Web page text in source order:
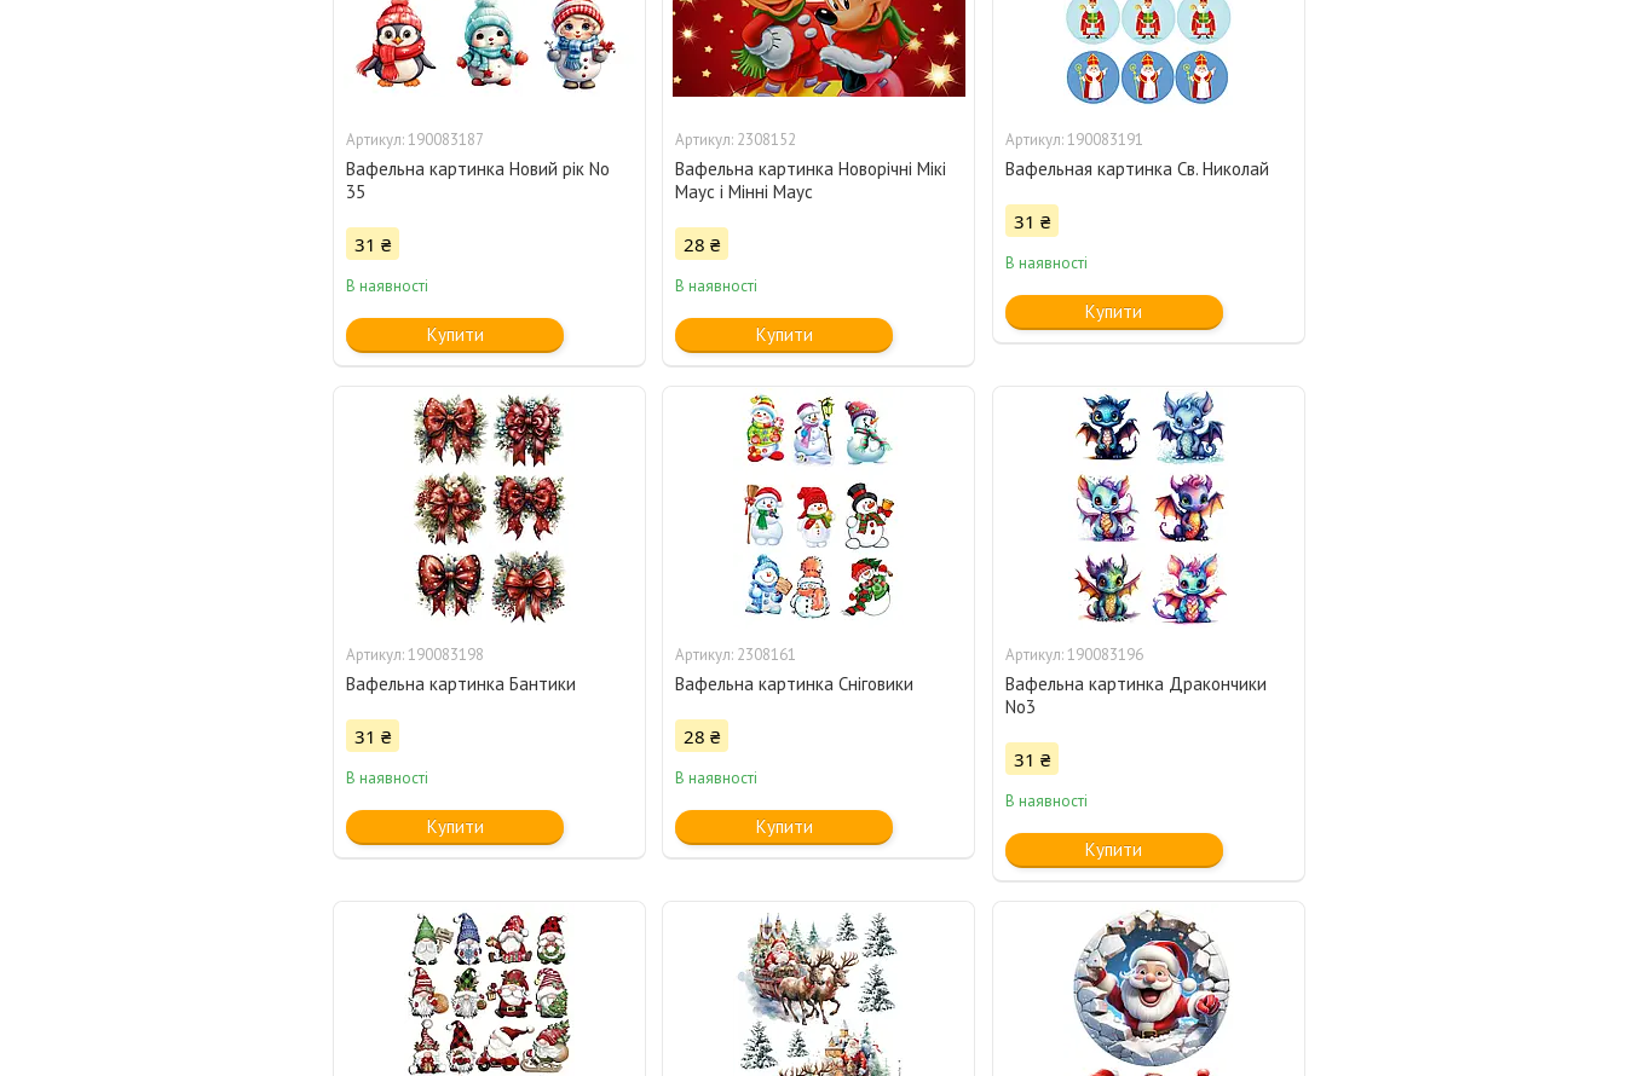
190083187
Вафельна картинка Новий рік No
35
31 ₴
В наявності
Купити
2308152
Вафельна картинка Новорічні Мікі
Маус і Мінні Маус
28 ₴
В наявності
Купити
190083191
Вафельная картинка Св. Николай
31 ₴
В наявності
Купити
190083198
Вафельна картинка Бантики
31 ₴
В наявності
Купити
2308161
Вафельна картинка Сніговики
28 ₴
В наявності
Купити
190083196
Вафельна картинка Дракончики
No3
31 ₴
В наявності
Купити